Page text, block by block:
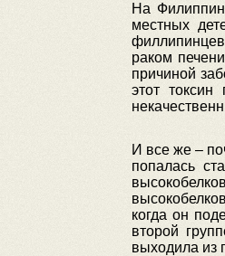
На
местных
раком
причиной
этот
И все же –
попалась
когда он
второй
выходила из